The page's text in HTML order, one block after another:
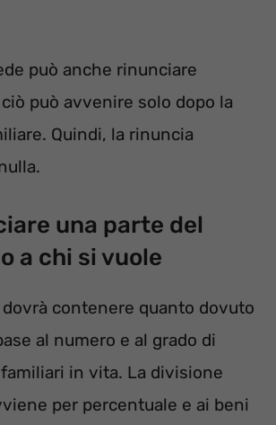
può anche rinunciare
ciò può avvenire solo dopo la
Quindi, la rinuncia
una parte del
a chi si vuole
contenere quanto dovuto
al numero e al grado di
in vita. La divisione
per percentuale e ai beni